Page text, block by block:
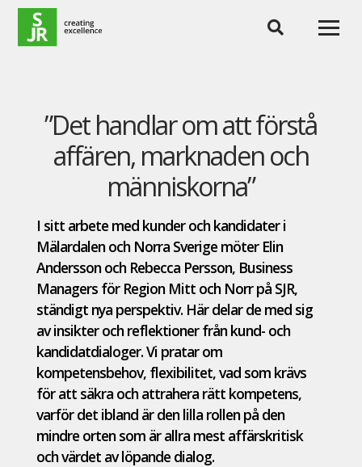
Hoppa till innehåll
”Det handlar om att förstå
affären, marknaden och
människorna”
I sitt arbete med kunder och kandidater i
Mälardalen och Norra Sverige möter Elin
Andersson och Rebecca Persson, Business
Managers för Region Mitt och Norr på SJR,
ständigt nya perspektiv. Här delar de med sig
av insikter och reflektioner från kund- och
kandidatdialoger. Vi pratar om
kompetensbehov, flexibilitet, vad som krävs
för att säkra och attrahera rätt kompetens,
varför det ibland är den lilla rollen på den
mindre orten som är allra mest affärskritisk
och värdet av löpande dialog.